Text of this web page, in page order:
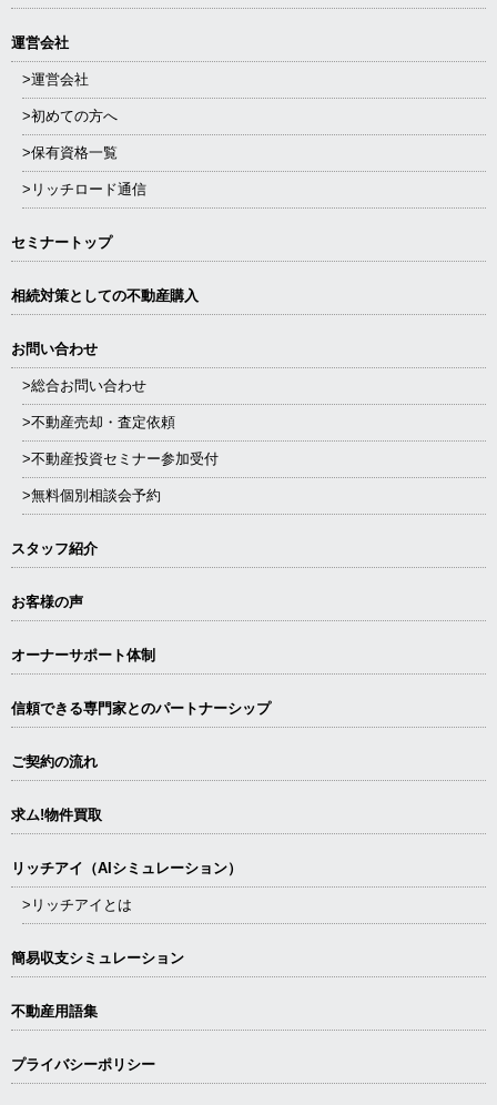
運営会社
>運営会社
>初めての方へ
>保有資格一覧
>リッチロード通信
セミナートップ
相続対策としての不動産購入
お問い合わせ
>総合お問い合わせ
>不動産売却・査定依頼
>不動産投資セミナー参加受付
>無料個別相談会予約
スタッフ紹介
お客様の声
オーナーサポート体制
信頼できる専⾨家とのパートナーシップ
ご契約の流れ
求ム!物件買取
リッチアイ（AIシミュレーション）
>リッチアイとは
簡易収支シミュレーション
不動産用語集
プライバシーポリシー